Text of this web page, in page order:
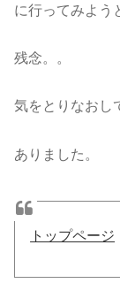
に行ってみよう
残念。。
気をとりなおし
ありました。
トップページ